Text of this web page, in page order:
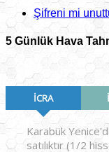
Şifreni mi
5 Günlük Hava